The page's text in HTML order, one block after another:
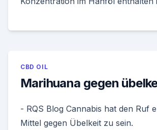
CBD OIL
Marihuana gegen
- RQS Blog Cannabis hat den Ruf
Mittel gegen Übelkeit zu sein.